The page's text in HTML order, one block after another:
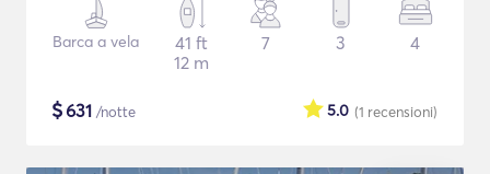
Barca a vela
41 ft
12 m
7 3 4
$631 /notte (1 recensioni)
5.0